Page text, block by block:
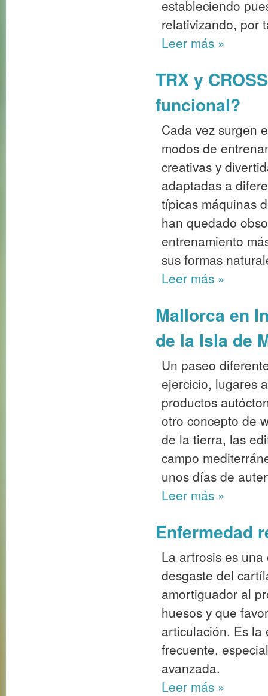
estableciendo
relativizando, por
Leer más »
TRX y
funcional?
Cada vez surgen
modos de
creativas y
adaptadas a
típicas máquinas
han quedado
entrenamiento
sus formas
Leer más »
Mallorca en
de la Isla de
Un paseo
ejercicio, lugares
productos
otro concepto de
de la tierra, las
campo
unos días de
Leer más »
Enfermedad
La artrosis es
desgaste del
amortiguador al
huesos y que
articulación. Es la
frecuente,
avanzada.
Leer más »